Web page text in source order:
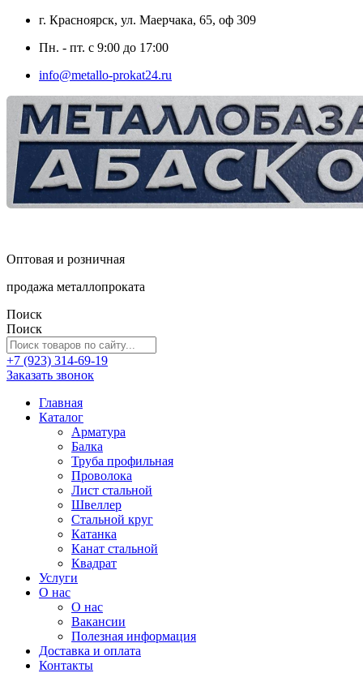
г. Красноярск, ул. Маерчака, 65, оф 309
Пн. - пт. с 9:00 до 17:00
info@metallo-prokat24.ru
Оптовая и розничная
продажа металлопроката
Поиск
Поиск
+7 (923) 314-69-19
Заказать звонок
Главная
Каталог
Арматура
Балка
Труба профильная
Проволока
Лист стальной
Швеллер
Стальной круг
Катанка
Канат стальной
Квадрат
Услуги
О нас
О нас
Вакансии
Полезная информация
Доставка и оплата
Контакты